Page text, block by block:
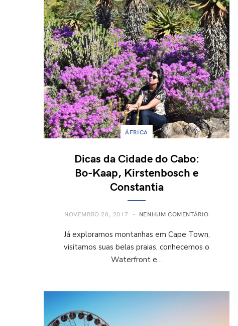
ÁFRICA
Dicas da Cidade do Cabo:
Bo-Kaap, Kirstenbosch e
Constantia
NOVEMBRO 28, 2017 NENHUM COMENTÁRIO
Já exploramos montanhas em Cape Town,
visitamos suas belas praias, conhecemos o
Waterfront e…